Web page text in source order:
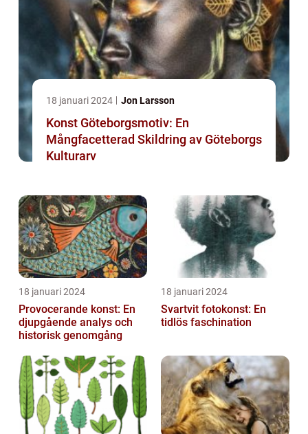
18 januari 2024 Jon Larsson
Konst Göteborgsmotiv: En
Mångfacetterad Skildring av Göteborgs
Kulturarv
18 januari 2024
Provocerande konst: En
djupgående analys och
historisk genomgång
18 januari 2024
Svartvit fotokonst: En
tidlös faschination